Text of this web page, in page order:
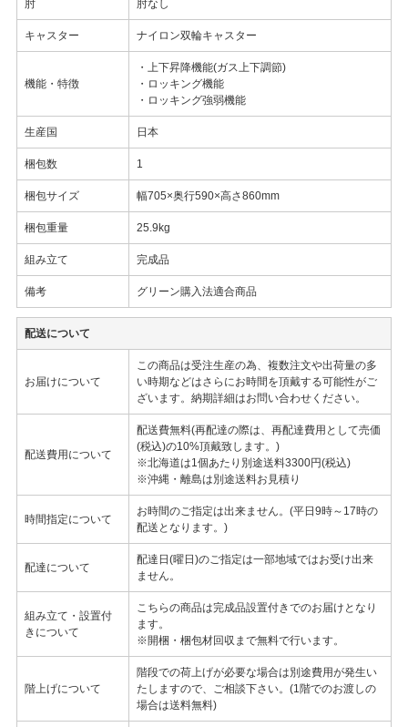
肘 肘なし
キャスター ナイロン双輪キャスター
機能・特徴
・上下昇降機能(ガス上下調節)
・ロッキング機能
・ロッキング強弱機能
生産国 日本
梱包数 1
梱包サイズ 幅705×奥行590×高さ860mm
梱包重量 25.9kg
組み立て 完成品
備考 グリーン購入法適合商品
配送について
お届けについて
この商品は受注生産の為、複数注文や出荷量の多
い時期などはさらにお時間を頂戴する可能性がご
ざいます。納期詳細はお問い合わせください。
配送費用について
配送費無料(再配達の際は、再配達費用として売価
(税込)の10%頂戴致します。)
※北海道は1個あたり別途送料3300円(税込)
※沖縄・離島は別途送料お見積り
時間指定について
お時間のご指定は出来ません。(平日9時～17時の
配送となります。)
配達について
配達日(曜日)のご指定は一部地域ではお受け出来
ません。
組み立て・設置付
きについて
こちらの商品は完成品設置付きでのお届けとなり
ます。
※開梱・梱包材回収まで無料で行います。
階上げについて
階段での荷上げが必要な場合は別途費用が発生い
たしますので、ご相談下さい。(1階でのお渡しの
場合は送料無料)